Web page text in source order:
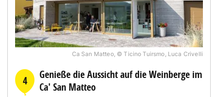
Ca San Matteo, © Ticino Tuirsmo, Luca Crivelli
4
Genieße die Aussicht auf die Weinberge im
Ca' San Matteo